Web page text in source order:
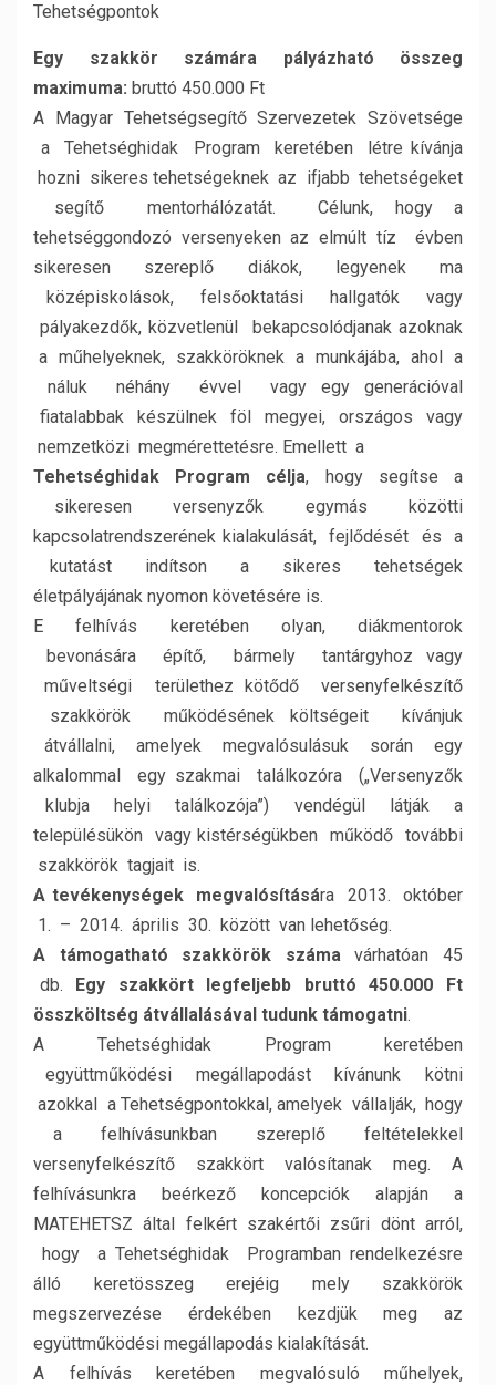
Tehetségpontok
Egy szakkör számára pályázható összeg
maximuma: bruttó 450.000 Ft
A Magyar Tehetségsegítő Szervezetek Szövetsége
a Tehetséghidak Program keretében létre kívánja
hozni sikeres tehetségeknek az ifjabb tehetségeket
segítő mentorhálózatát. Célunk, hogy a
tehetséggondozó versenyeken az elmúlt tíz évben
sikeresen szereplő diákok, legyenek ma
középiskolások, felsőoktatási hallgatók vagy
pályakezdők, közvetlenül bekapcsolódjanak azoknak
a műhelyeknek, szakköröknek a munkájába, ahol a
náluk néhány évvel vagy egy generációval
fiatalabbak készülnek föl megyei, országos vagy
nemzetközi megmérettetésre. Emellett a
Tehetséghidak Program célja, hogy segítse a
sikeresen versenyzők egymás közötti
kapcsolatrendszerének kialakulását, fejlődését és a
kutatást indítson a sikeres tehetségek
életpályájának nyomon követésére is.
E felhívás keretében olyan, diákmentorok
bevonására építő, bármely tantárgyhoz vagy
műveltségi területhez kötődő versenyfelkészítő
szakkörök működésének költségeit kívánjuk
átvállalni, amelyek megvalósulásuk során egy
alkalommal egy szakmai találkozóra („Versenyzők
klubja helyi találkozója”) vendégül látják a
településükön vagy kistérségükben működő további
szakkörök tagjait is.
A tevékenységek megvalósítására 2013. október
1. – 2014. április 30. között van lehetőség.
A támogatható szakkörök számavárhatóan 45
db. Egy szakkört legfeljebb bruttó 450.000 Ft
összköltség átvállalásával tudunk támogatni.
A Tehetséghidak Program keretében
együttműködési megállapodást kívánunk kötni
azokkal a Tehetségpontokkal, amelyek vállalják, hogy
a felhívásunkban szereplő feltételekkel
versenyfelkészítő szakkört valósítanak meg. A
felhívásunkra beérkező koncepciók alapján a
MATEHETSZ által felkért szakértői zsűri dönt arról,
hogy a Tehetséghidak Programban rendelkezésre
álló keretösszeg erejéig mely szakkörök
megszervezése érdekében kezdjük meg az
együttműködési megállapodás kialakítását.
A felhívás keretében megvalósuló műhelyek,